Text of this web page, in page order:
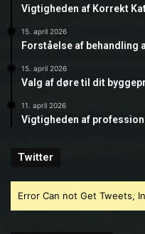
Vigtigheden af Korrekt
15. april 2026
Forståelse af behandling
15. april 2026
Valg af døre til dit
11. april 2026
Vigtigheden af
Twitter
Error Can not Get Tweets,